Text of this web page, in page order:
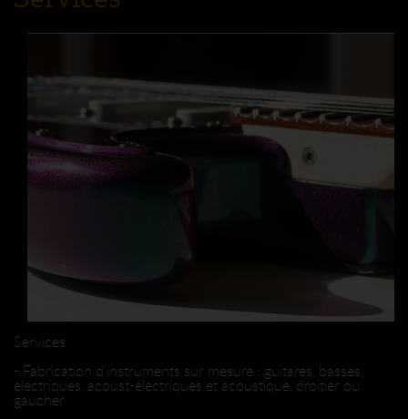
Services
- Fabrication d'instruments sur mesure : guitares, basses,
electriques, acoust-électriques et acoustique, droitier ou
gaucher